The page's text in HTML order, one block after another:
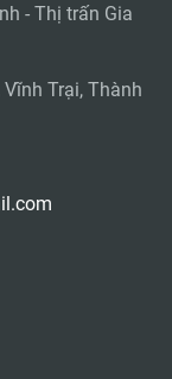
- Thị trấn Gia
Trại, Thành